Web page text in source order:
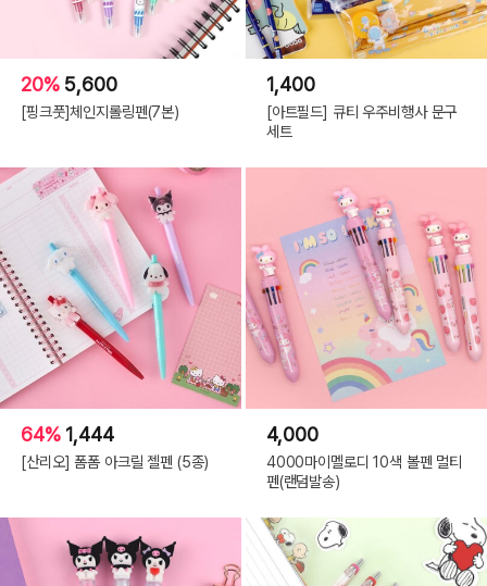
20% 5,600
[핑크풋]체인지롤링펜(7본)
1,400
[아트필드] 큐티 우주비행사 문구
세트
64% 1,444
[산리오] 폼폼 아크릴 젤펜 (5종)
4,000
4000마이멜로디 10색 볼펜 멀티
펜(랜덤발송)